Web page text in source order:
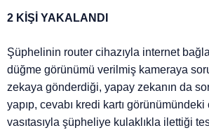
2 KİŞİ YAKALANDI
Şüphelinin router cihazıyla internet
düğme görünümü verilmiş kameraya
zekaya gönderdiği, yapay zekanın da
yapıp, cevabı kredi kartı
vasıtasıyla şüpheliye kulaklıkla ilettiği